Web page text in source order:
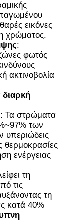
παγωμένου
εικόνες
χρώματος.
:
φωτός
ακτινοβολία
διαρκή
: Τα στρώματα
των
υπεριώδεις
θερμοκρασίες
ενέργειας
τη
τις
τη
κατά 40%